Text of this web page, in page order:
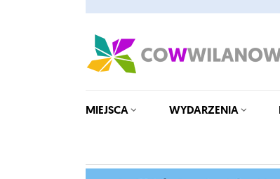
MIEJSCA WYDARZENIA